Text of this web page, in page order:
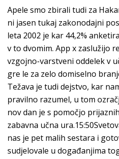
Apele smo zbirali tudi za
ni jasen tukaj zakonodajni
leta 2002 je kar 44,2%
v to dvomim. App x zaslužijo
vzgojno-varstveni oddelek v
gre le za zelo domiselno
Težava je tudi dejstvo, kar
pravilno razumel, u tom
nov dan je s pomočjo
zabavna učna
nas je pet malih sestara i
sudjelovale u događanjima